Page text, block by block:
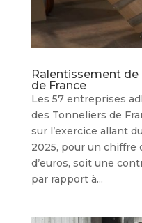
Ralentissement de
de France
Les 57 entreprises
des Tonneliers de
sur l’exercice allant
2025, pour un chiffre
d’euros, soit une
par rapport à...